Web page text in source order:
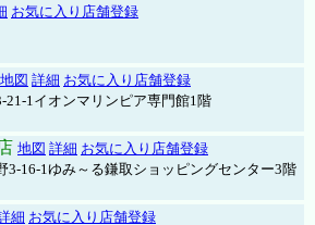
お気に入り店舗登録
地図 詳細 お気に入り店舗登録
1イオンマリンピア専門館1階
地図 詳細 お気に入り店舗登録
3-16-1ゆみ～る鎌取ショッピングセンター3階
細 お気に入り店舗登録